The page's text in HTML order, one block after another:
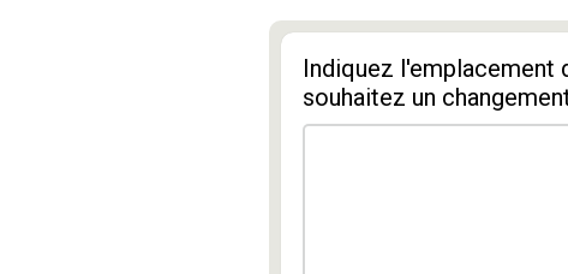
Indiquez l'emplacement
souhaitez un